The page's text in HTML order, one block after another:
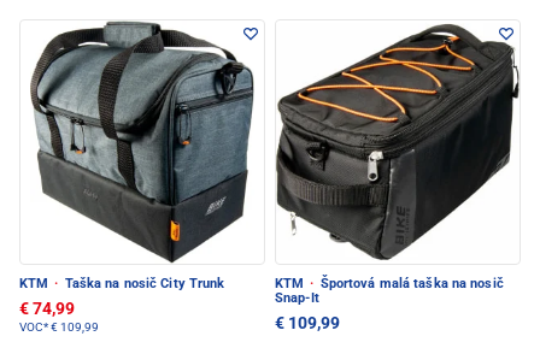
KTM · Taška na nosič City Trunk
€ 74,99
VOC*€ 109,99
KTM · Športová malá taška na nosič
Snap-It
€ 109,99